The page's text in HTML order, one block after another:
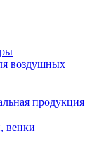
воздушных
продукция
венки